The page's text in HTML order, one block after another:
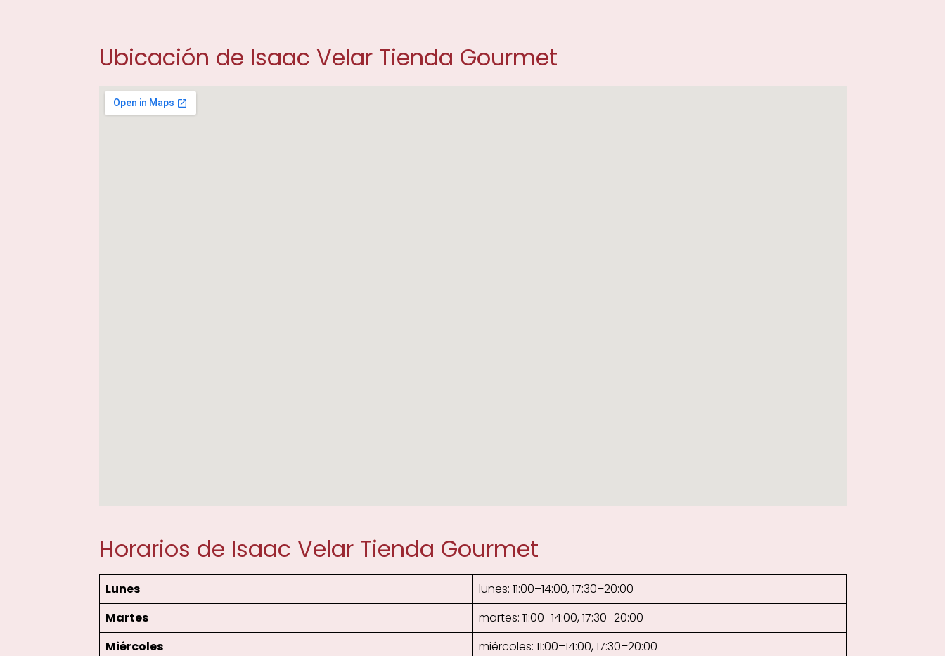
Ubicación de Isaac Velar Tienda Gourmet
Horarios de Isaac Velar Tienda Gourmet
Lunes
lunes: 11:00–14:00, 17:30–20:00
Martes
martes: 11:00–14:00, 17:30–20:00
Miércoles
miércoles: 11:00–14:00, 17:30–20:00